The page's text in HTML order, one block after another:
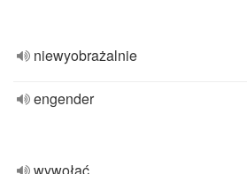
niewyobrażalnie
engender